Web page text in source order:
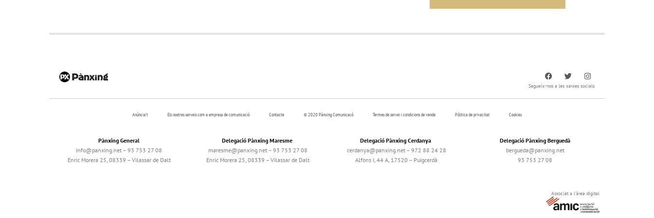
Segueix-nos a les xarxes socials
Anúncia’t Els nostres serveis com a empresa de comunicació Contacte © 2020 Pànxing Comunicacó Termes de servei i condicions de venda Pólitica de privacitat Cookies
Pànxing General
info@panxing.net – 93 753 27 08
Enric Morera 25, 08339 – Vilassar de Dalt
Delegació Pànxing Maresme
maresme@panxing.net – 93 753 27 08
Enric Morera 25, 08339 – Vilassar de Dalt
Delegació Pànxing Cerdanya
cerdanya@panxing.net – 972 88 24 28
Alfons I, 44 A, 17520 – Puigcerdà
Delegació Pànxing Berguedà
bergueda@panxing.net
93 753 27 08
Associat a l'àrea digital